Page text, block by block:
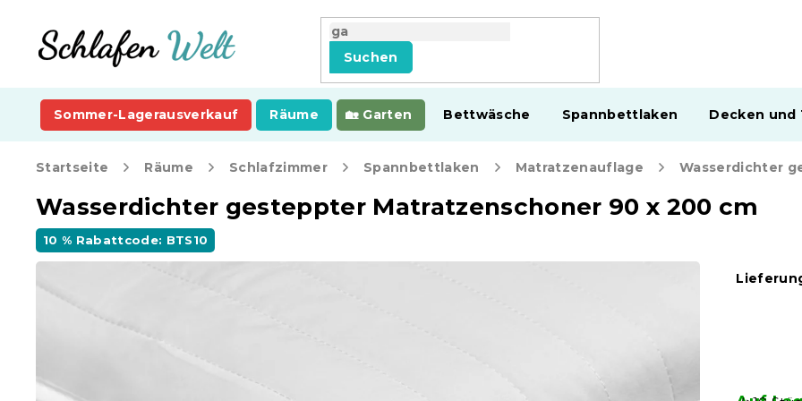
springen
Suchen
Sommer-Lagerausverkauf Räume Garten Bettwäsche Spannbettlaken Decken und
Startseite Räume Schlafzimmer Spannbettlaken Matratzenauflage
Wasserdichter gesteppter Matratzenschoner 90 x 200 cm
10 % Rabattcode: BTS10